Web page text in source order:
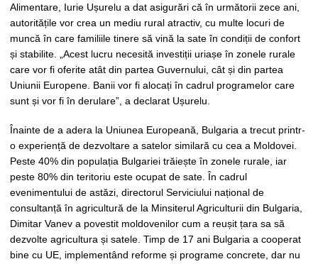
Alimentare, Iurie Ușurelu a dat asigurări că în următorii zece ani,
autoritățile vor crea un mediu rural atractiv, cu multe locuri de
muncă în care familiile tinere să vină la sate în condiții de confort
și stabilite. „Acest lucru necesită investiții uriașe în zonele rurale
care vor fi oferite atât din partea Guvernului, cât și din partea
Uniunii Europene. Banii vor fi alocați în cadrul programelor care
sunt și vor fi în derulare”, a declarat Ușurelu.
Înainte de a adera la Uniunea Europeană, Bulgaria a trecut printr-
o experiență de dezvoltare a satelor similară cu cea a Moldovei.
Peste 40% din populația Bulgariei trăiește în zonele rurale, iar
peste 80% din teritoriu este ocupat de sate. În cadrul
evenimentului de astăzi, directorul Serviciului național de
consultanță în agricultură de la Minsiterul Agriculturii din Bulgaria,
Dimitar Vanev a povestit moldovenilor cum a reușit țara sa să
dezvolte agricultura și satele. Timp de 17 ani Bulgaria a cooperat
bine cu UE, implementând reforme și programe concrete, dar nu